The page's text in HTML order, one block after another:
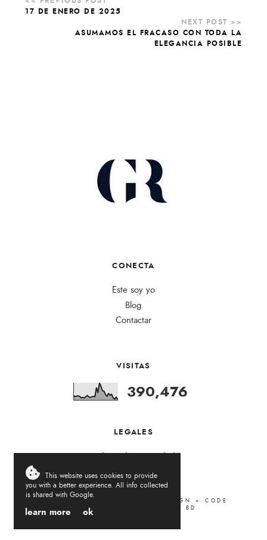
17 DE ENERO DE 2025
ASUMAMOS EL FRACASO CON TODA LA
ELEGANCIA POSIBLE
CONECTA
Este soy yo
Blog
Contactar
VISITAS
390,476
LEGALES
Política de Privacidad
LA VIDA DEL REVÉS
DESIGN + CODE
LOVELOGIC
BD
This website uses cookies to provide
you with a better experience. All info collected
is shared with Google.
learn more ok